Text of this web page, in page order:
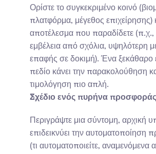
Ορίστε το συγκεκριμένο κοινό
πλατφόρμα, μέγεθος επιχείρησης)
αποτέλεσμα που παραδίδετε (π.χ.,
εμβέλεια από σχόλια, υψηλότερη
επαφής σε δοκιμή). Ένα ξεκάθαρο
πεδίο κάνει την παρακολούθηση
τιμολόγηση πιο απλή.
Σχέδιο ενός πυρήνα προσφοράς
Περιγράψτε μια σύντομη, αρχική
επιδεικνύει την αυτοματοποίηση
(τι αυτοματοποιείτε, αναμενόμενα